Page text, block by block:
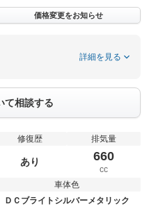
価格変更をお知らせ
詳細を見る
て相談する
修復歴
あり
排気量
660
cc
車体色
ＤＣブライトシルバーメタリック